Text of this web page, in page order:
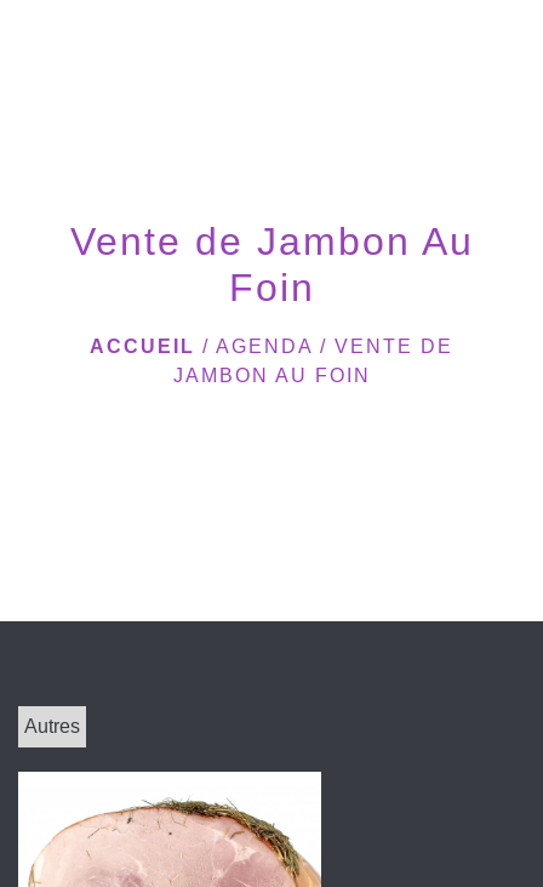
Vente de Jambon Au
Foin
ACCUEIL / AGENDA / VENTE DE
JAMBON AU FOIN
Autres